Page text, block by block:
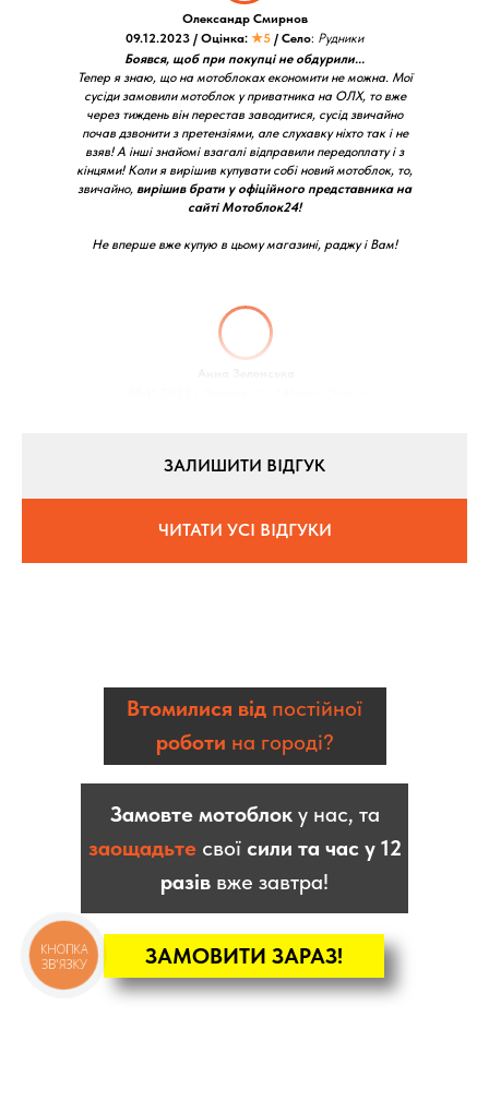
Боявся, щоб при покупці не обдурили...
Тепер я знаю, що на мотоблоках економити не можна. Мої
сусіди замовили мотоблок у приватника на ОЛХ, то вже
через тиждень він перестав заводитися, сусід звичайно
почав дзвонити з претензіями, але слухавку ніхто так і не
взяв! А інші знайомі взагалі відправили передоплату і з
кінцями! Коли я вирішив купувати собі новий мотоблок, то,
звичайно, вирішив брати у офіційного представника на
сайті Мотоблок24!
Не вперше вже купую в цьому магазині, раджу і Вам!
Олександр Смирнов
09.12.2023 / Оцінка: ★5 / Село: Рудники
ЗАЛИШИТИ ВІДГУК
ЧИТАТИ УСІ ВІДГУКИ
ЗАМОВИТИ ЗАРАЗ!
Замовте мотоблок у нас, та
заощадьтесвої сили та час у 12
разів вже завтра!
Втомилися від постійної
роботи на городі?
КНОПКА
ЗВ'ЯЗКУ